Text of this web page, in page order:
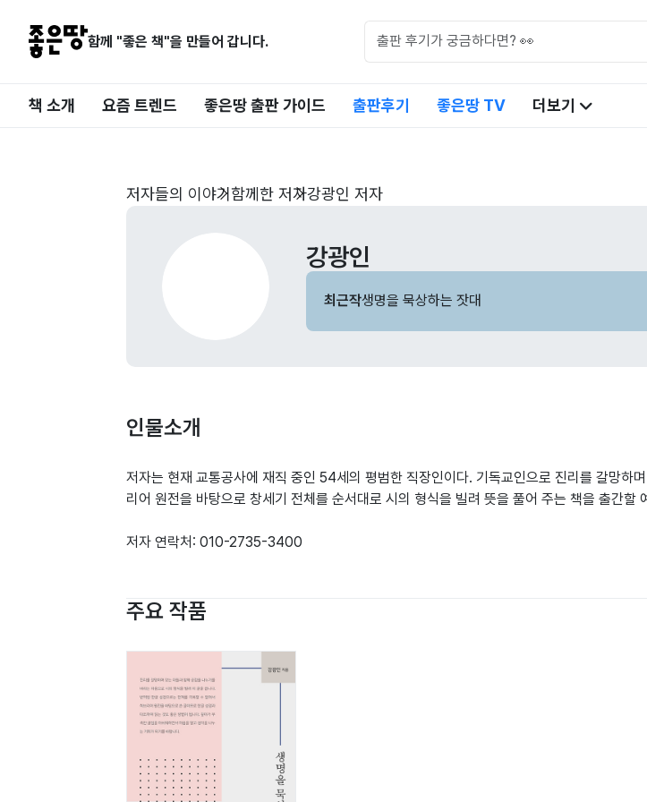
함께 "좋은 책"을 만들어 갑니다.
책 소개 요즘 트렌드 좋은땅 출판 가이드 출판후기 좋은땅 TV 더보기
저자들의 이야기 함께한 저자강광인 저자
강광인
최근작생명을 묵상하는 잣대
인물소개
저자는 현재 교통공사에 재직 중인 54세의 평범한 직장인이다. 기독교인으로 진리를 갈망하
리어 원전을 바탕으로 창세기 전체를 순서대로 시의 형식을 빌려 뜻을 풀어 주는 책을 출간할
저자 연락처: 010-2735-3400
주요 작품